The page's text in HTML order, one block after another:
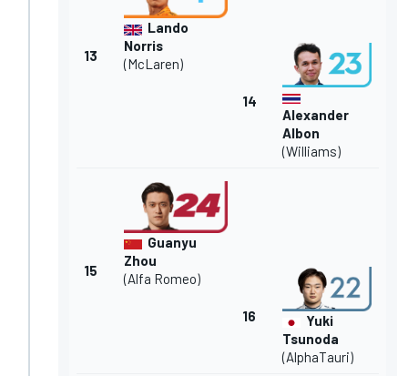
13
Lando
Norris
(McLaren)
14
Alexander
Albon
(Williams)
15
Guanyu
Zhou
(Alfa Romeo)
16
Yuki
Tsunoda
(AlphaTauri)